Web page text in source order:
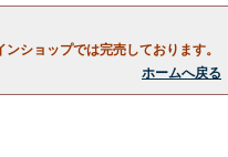
ショップでは完売しております。
ホームへ戻る